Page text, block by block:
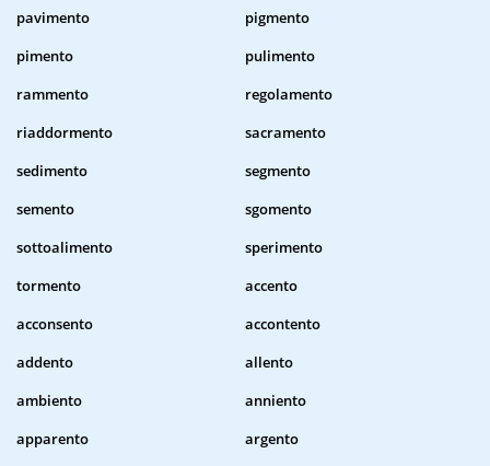
pavimento
pigmento
pimento
pulimento
rammento
regolamento
riaddormento
sacramento
sedimento
segmento
semento
sgomento
sottoalimento
sperimento
tormento
accento
acconsento
accontento
addento
allento
ambiento
anniento
apparento
argento